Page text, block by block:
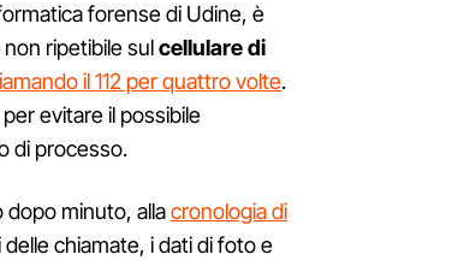
forense di Udine, è
non ripetibile sulcellulare di
il 112 per quattro volte.
evitare il possibile
di processo.
minuto, allacronologia di
chiamate, i dati di foto e